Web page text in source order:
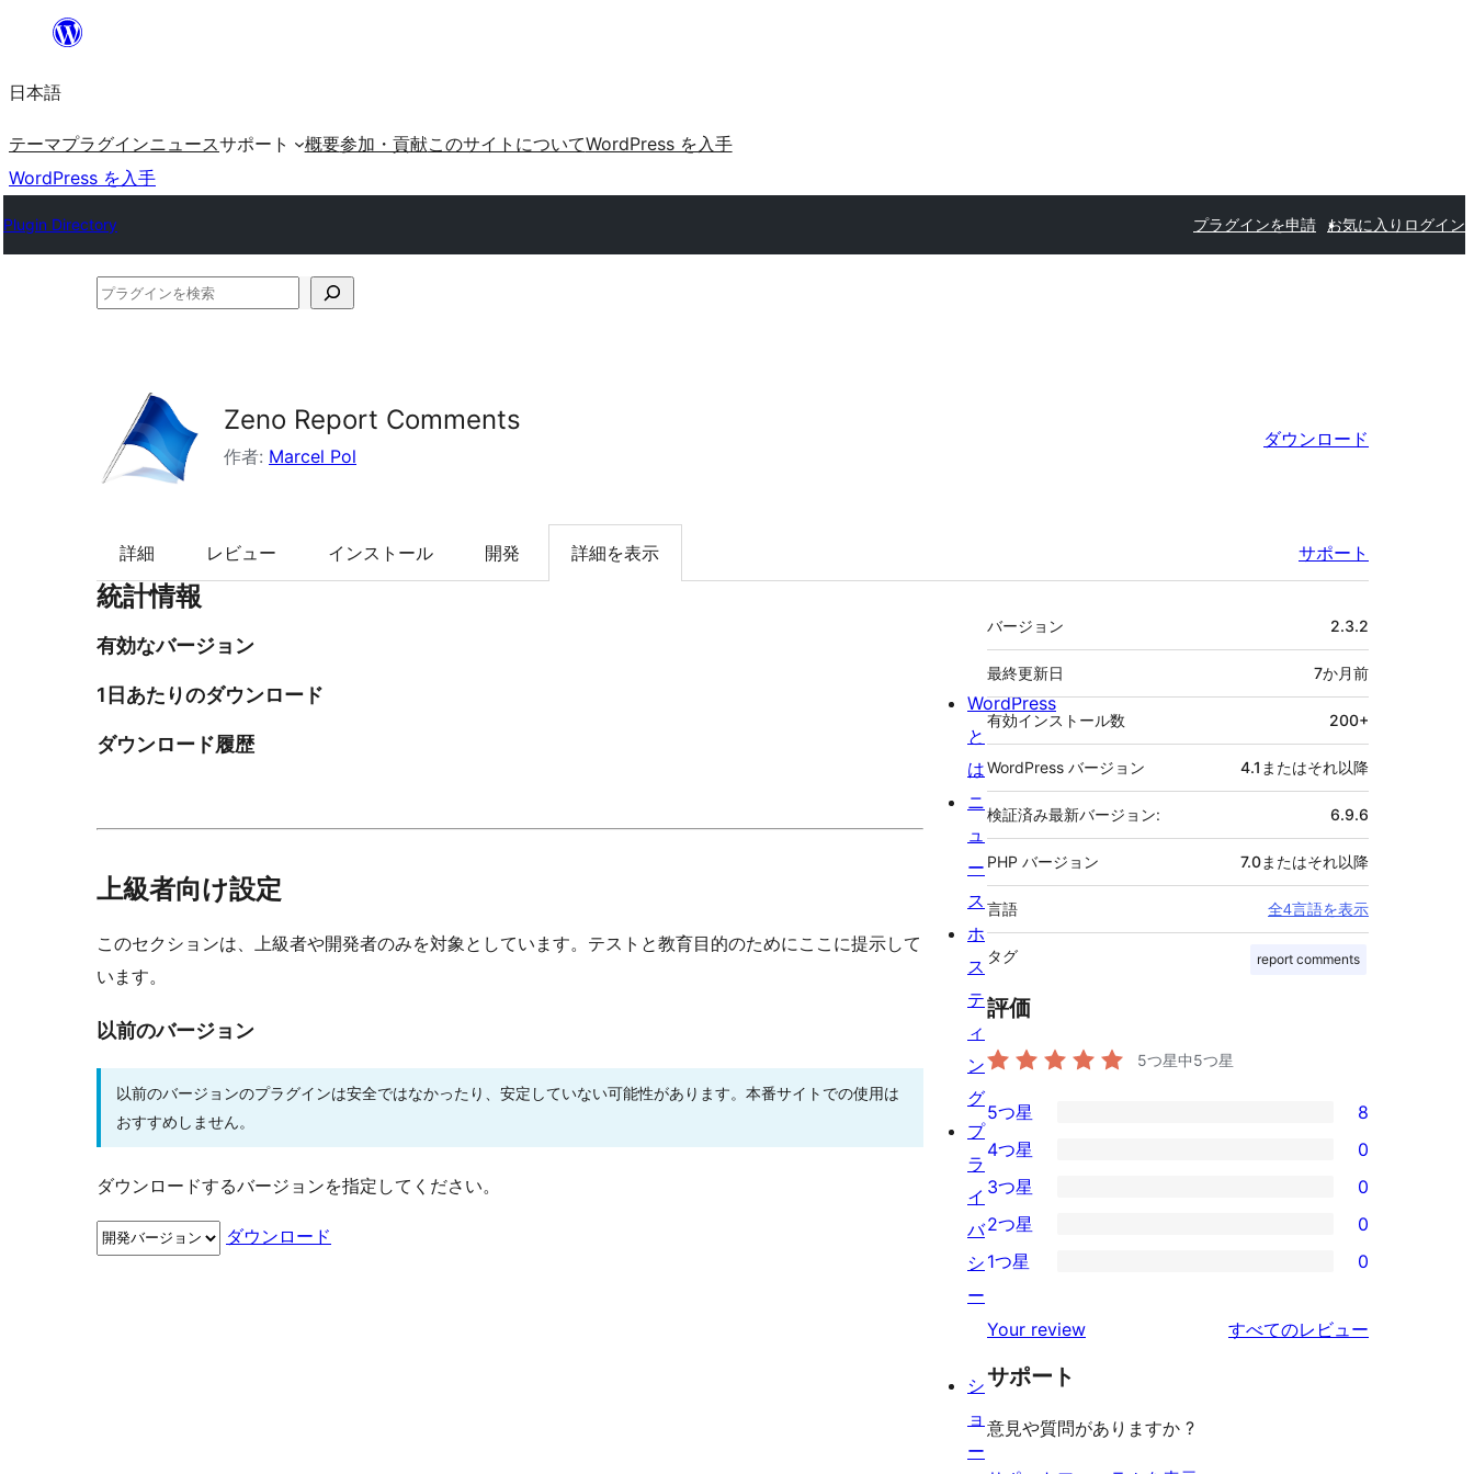
を
ッ
プ
日本語
テーマプラグインニュースサポート 概要参加・貢献このサイトについてWordPress を入手
WordPress を入手
Plugin Directory プラグインを申請 お気に入り ログイン
プ
を
検
Zeno Report Comments
作者: Marcel Pol
ダウンロード
詳細 レビュー インストール 開発 詳細を表示 サポート
統計情報
有効なバージョン
1日あたりのダウンロード
ダウンロード履歴
上級者向け設定
このセクションは、上級者や開発者のみを対象としています。テストと教育目的のためにここに提示して
います。
以前のバージョン
以前のバージョンのプラグインは安全ではなかったり、安定していない可能性があります。本番サイトでの使用は
おすすめしません。
ダウンロードするバージョンを指定してください。
ダウンロード
メ
タ
バージョン 2.3.2
最終更新日 7か月前
有効インストール数 200+
WordPress バージョン 4.1またはそれ以降
検証済み最新バージョン: 6.9.6
PHP バージョン 7.0またはそれ以降
言語 全4言語を表示
タグ report comments
評価
5つ星中5つ星
8
5-
星
レ
ビ
ー
5つ星 8
4-
星
レ
ュ
ー
4つ星 0
0
3-
星
ビ
ュ
3つ星 0
2-
レ
ビ
ー
2つ星 0
星
レ
ュ
1つ星 0
Your review すべてのレビュー
サポート
意見や質問がありますか ?
WordPress
と
は
ニ
ュ
ー
ス
ホ
ス
テ
ィ
ン
グ
プ
ラ
イ
バ
シ
ー
シ
ョ
ー